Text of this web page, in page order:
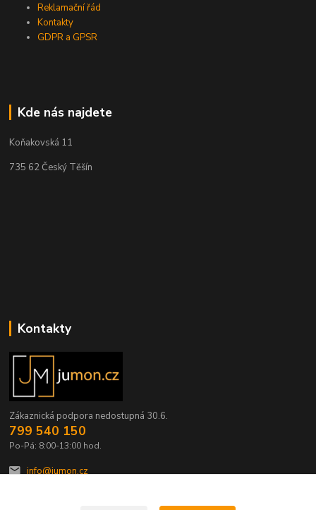
Reklamační řád
Kontakty
GDPR a GPSR
Kde nás najdete
Koňakovská 11
735 62 Český Těšín
Kontakty
Zákaznická podpora nedostupná 30.6.
799 540 150
Po-Pá: 8:00-13:00 hod.
info@jumon.cz